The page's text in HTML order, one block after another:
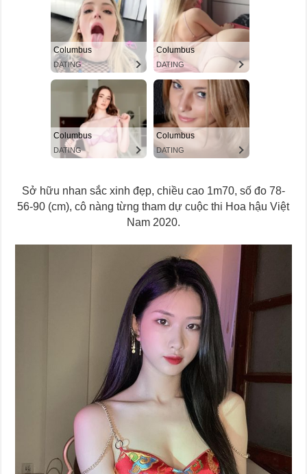
Sở hữu nhan sắc xinh đẹp, chiều cao 1m70, số đo 78-
56-90 (cm), cô nàng từng tham dự cuộc thi Hoa hậu Việt
Nam 2020.